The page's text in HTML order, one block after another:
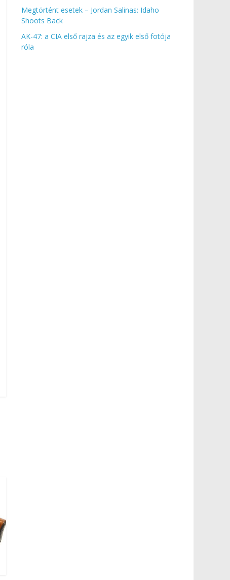
Megtörtént esetek – Jordan Salinas: Idaho
Shoots Back
AK-47: a CIA első rajza és az egyik első fotója
róla